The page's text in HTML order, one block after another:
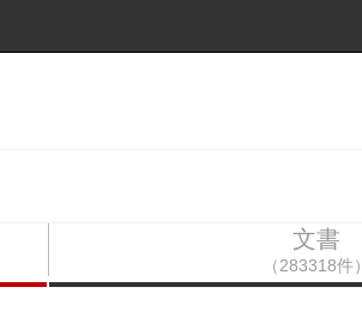
文書
（283318件）